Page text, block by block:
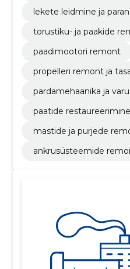
lekete leidmine ja
torustiku- ja paakide
paadimootori remont
propelleri remont ja
pardamehaanika ja
paatide restaureerimine
mastide ja purjede
ankrusüsteemide